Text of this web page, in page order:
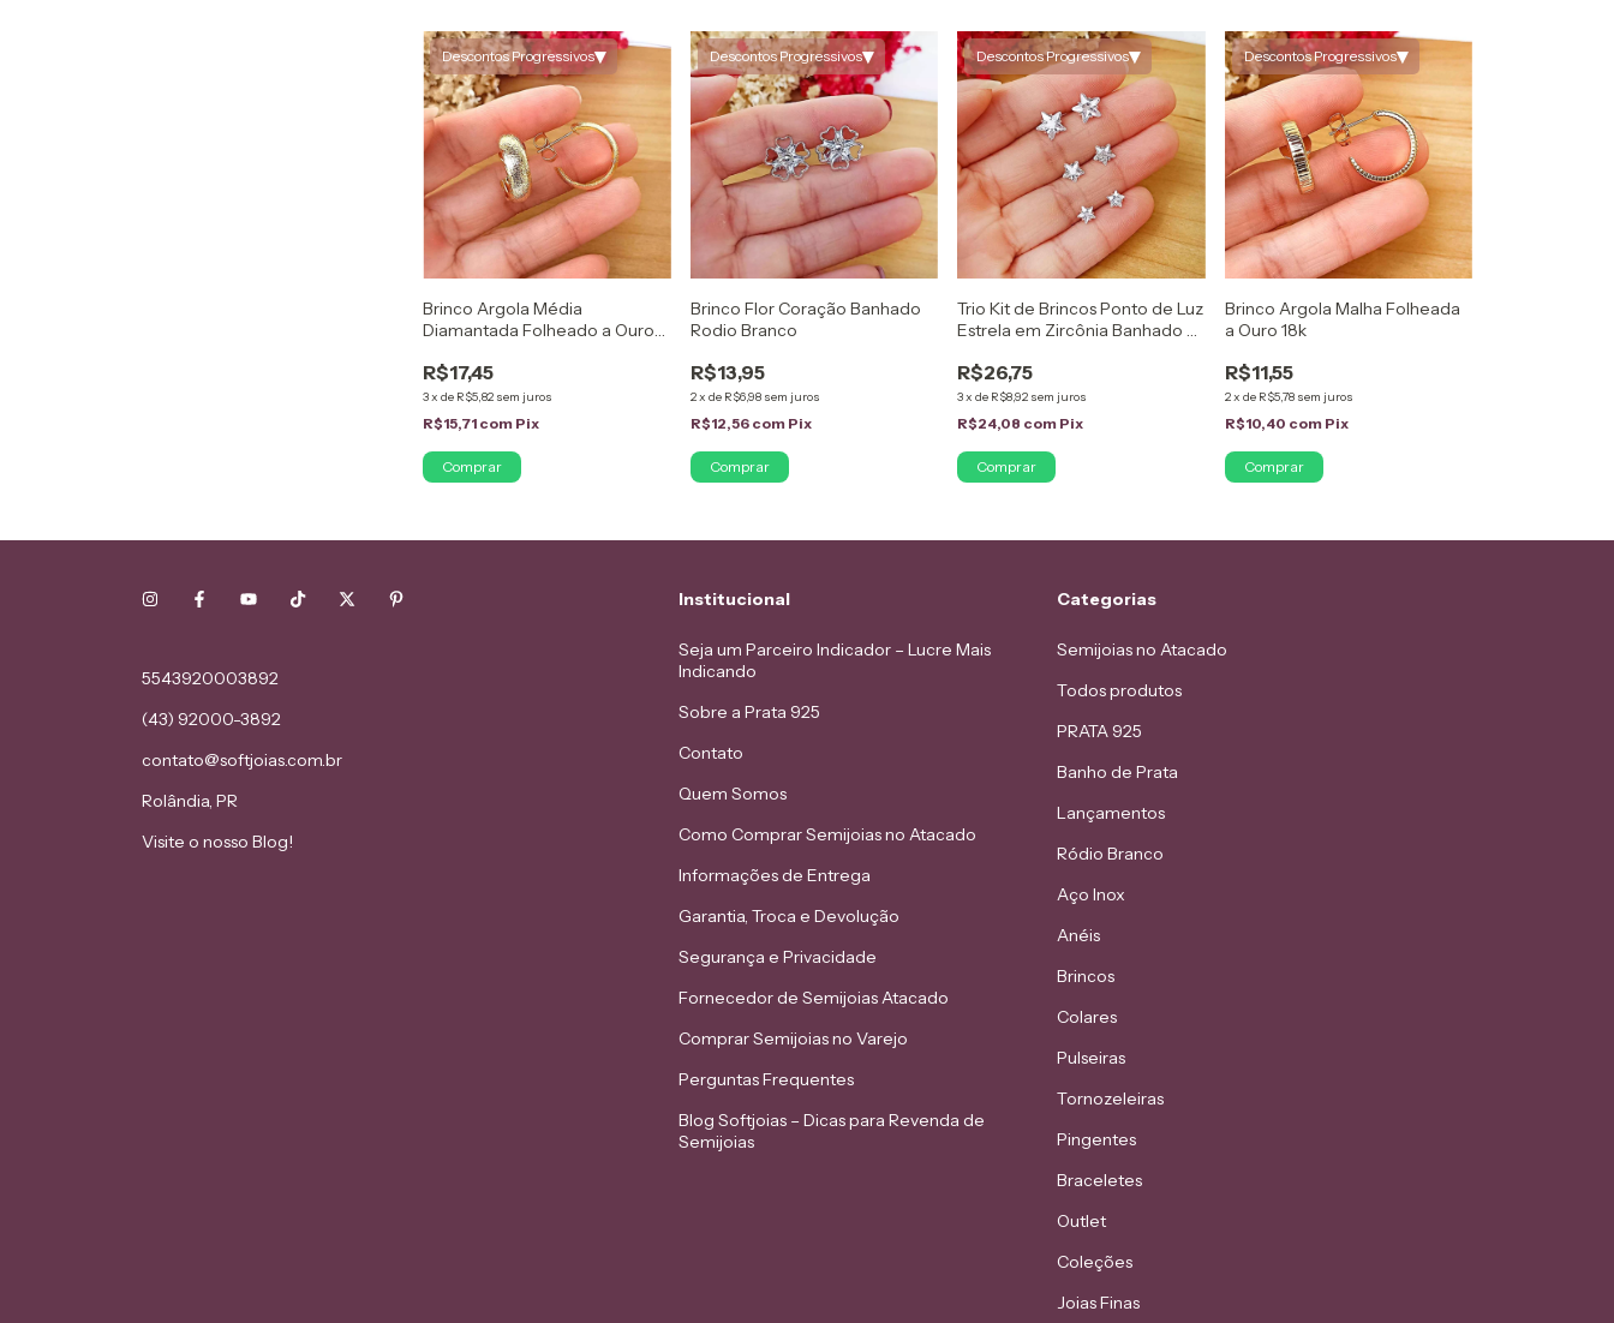
Descontos Progressivos▾
Brinco Argola Média
Diamantada Folheado a Ouro
R$17,45
3xde R$5,82 sem juros
R$15,71 com Pix
Descontos Progressivos▾
Brinco Flor Coração Banhado
Rodio Branco
R$13,95
2x de R$6,98 sem juros
R$12,56 com Pix
Descontos Progressivos▾
Trio Kit de Brincos Ponto de Luz
Estrela em Zircônia Banhado a
R$26,75
3xde R$8,92 sem juros
R$24,08 com Pix
Descontos Progressivos▾
Brinco Argola Malha Folheada
a Ouro 18k
R$11,55
2x de R$5,78 sem juros
R$10,40 com Pix
5543920003892
(43) 92000-3892
contato@softjoias.com.br
Rolândia, PR
Visite o nosso Blog!
Institucional
Seja um Parceiro Indicador – Lucre Mais
Indicando
Sobre a Prata 925
Contato
Quem Somos
Como Comprar Semijoias no Atacado
Informações de Entrega
Garantia, Troca e Devolução
Segurança e Privacidade
Fornecedor de Semijoias Atacado
Comprar Semijoias no Varejo
Perguntas Frequentes
Blog Softjoias – Dicas para Revenda de
Semijoias
Categorias
Semijoias no Atacado
Todos produtos
PRATA 925
Banho de Prata
Lançamentos
Ródio Branco
Aço Inox
Anéis
Brincos
Colares
Pulseiras
Tornozeleiras
Pingentes
Braceletes
Outlet
Coleções
Joias Finas